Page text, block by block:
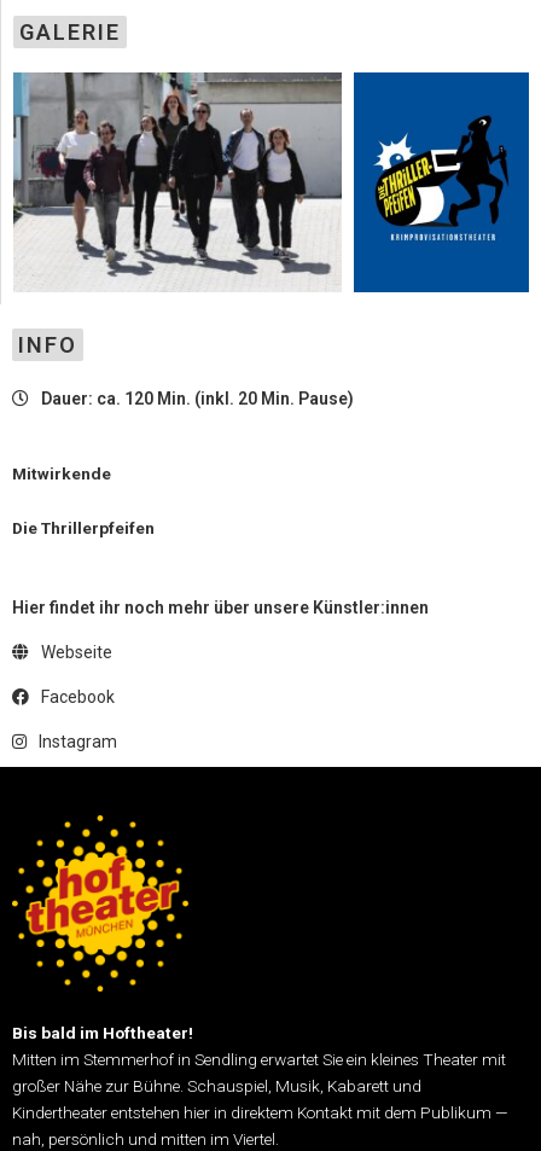
INFO
Dauer: ca. 120 Min. (inkl. 20 Min. Pause)
Mitwirkende
Die Thrillerpfeifen
Hier findet ihr noch mehr über unsere Künstler:innen
Webseite
Facebook
Instagram
GALERIE
Bis bald im Hoftheater!
Mitten im Stemmerhof in Sendling erwartet Sie ein kleines Theater mit
großer Nähe zur Bühne. Schauspiel, Musik, Kabarett und
Kindertheater entstehen hier in direktem Kontakt mit dem Publikum —
nah, persönlich und mitten im Viertel.